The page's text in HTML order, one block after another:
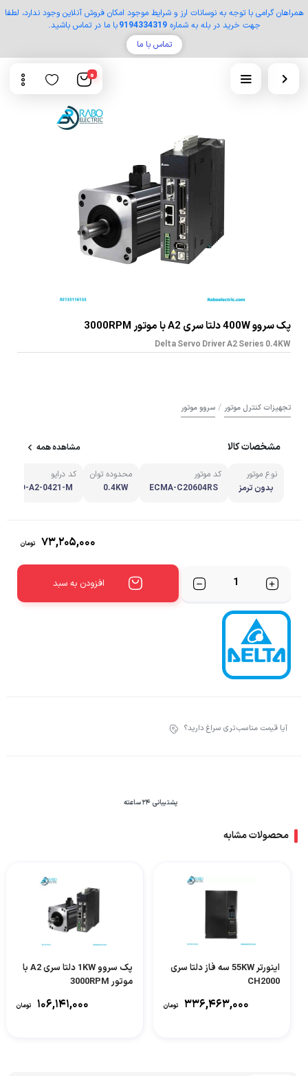
همراهان گرامی با توجه به نوسانات ارز و شرایط موجود امکان فروش آنلاین وجود ندارد، لطفا
جهت خرید در بله به شماره9194334319با ما در تماس باشید.
تماس با ما
0
پک سروو 400W دلتا سری A2 با موتور 3000RPM
Delta Servo Driver A2 Series 0.4KW
تجهیزات کنترل موتور / سروو موتور
مشخصات کالا مشاهده همه
نوع موتور
بدون ترمز
کد موتور
ECMA-C20604RS
محدوده توان
0.4KW
کد درایو
ASD-A2-0421-M
۷۳,۲۰۵,۰۰۰ تومان
تعداد
افزودن به سبد
آیا قیمت مناسب‌تری سراغ دارید؟
پشتیبانی 24 ساعته
محصولات مشابه
اینورتر 55KW سه فاز دلتا سری
CH2000
۳۳۶,۴۶۳,۰۰۰ تومان
پک سروو 1KW دلتا سری A2 با
موتور 3000RPM
۱۰۶,۱۴۱,۰۰۰ تومان